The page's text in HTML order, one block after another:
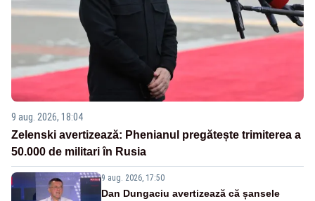
9 aug. 2026, 18:04
Zelenski avertizează: Phenianul pregătește trimiterea a
50.000 de militari în Rusia
9 aug. 2026, 17:50
Dan Dungaciu avertizează că șansele